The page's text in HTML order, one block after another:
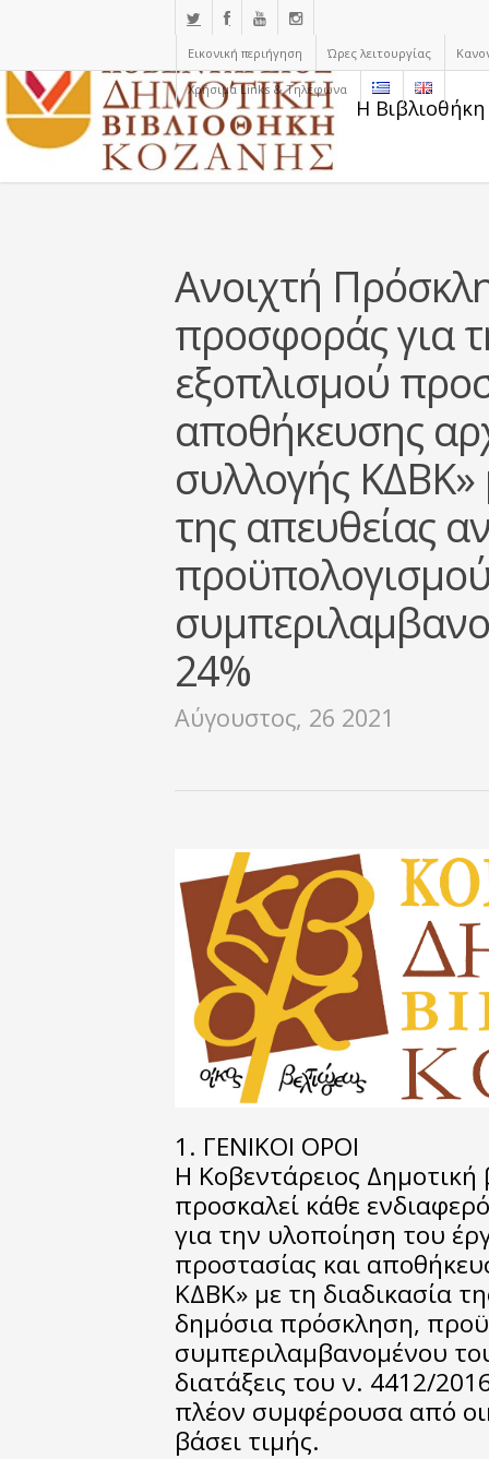
Εικονική περιήγηση Ώρες λειτουργίας
Χρήσιμα Links & Τηλέφωνα
Η
Ανοιχτή
προσφοράς για
εξοπλισμού
αποθήκευσης
συλλογής ΚΔΒΚ»
της απευθείας
24%
Αύγουστος, 26 2021
1. ΓΕΝΙΚΟΙ ΟΡΟΙ
Η Κοβεντάρειος
προσκαλεί κάθε
για την υλοποίηση του
προστασίας και
ΚΔΒΚ» με τη διαδικασία
δημόσια πρόσκληση,
συμπεριλαμβανομένου
διατάξεις του ν. 4412/
πλέον συμφέρουσα από
βάσει τιμής.